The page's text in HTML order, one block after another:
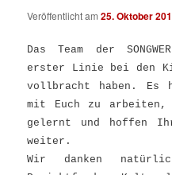
Veröffentlicht am25. Oktober
Das Team der
erster Linie bei den
vollbracht haben. Es
mit Euch zu arbeiten,
gelernt und hoffen
weiter.
Wir danken